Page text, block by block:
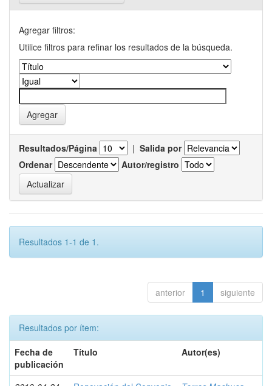
Agregar filtros:
Utilice filtros para refinar los resultados de la búsqueda.
Resultados/Página | Salida por
Ordenar
Autor/registro
Resultados 1-1 de 1.
anterior 1 siguiente
Resultados por ítem:
Fecha de
publicación
Título Autor(es)